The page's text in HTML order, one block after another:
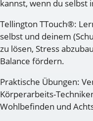
kannst, wenn du selbst
Tellington TTouch®:
selbst und deinem
zu lösen, Stress
Balance fördern.
Praktische Übungen:
Körperarbeits-
Wohlbefinden und